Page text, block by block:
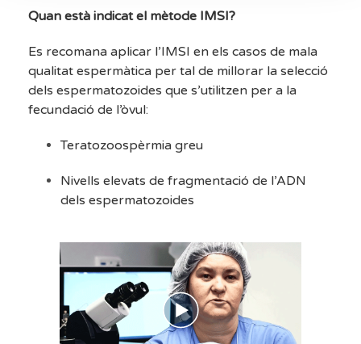
Quan està indicat el mètode IMSI?
Es recomana aplicar l’IMSI en els casos de mala
qualitat espermàtica per tal de millorar la selecció
dels espermatozoides que s’utilitzen per a la
fecundació de l’òvul:
Teratozoospèrmia greu
Nivells elevats de fragmentació de l’ADN
dels espermatozoides